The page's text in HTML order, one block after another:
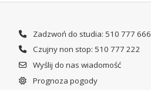
Zadzwoń do studia: 510 777 666
Czujny non stop: 510 777 222
Wyślij do nas wiadomość
Prognoza pogody